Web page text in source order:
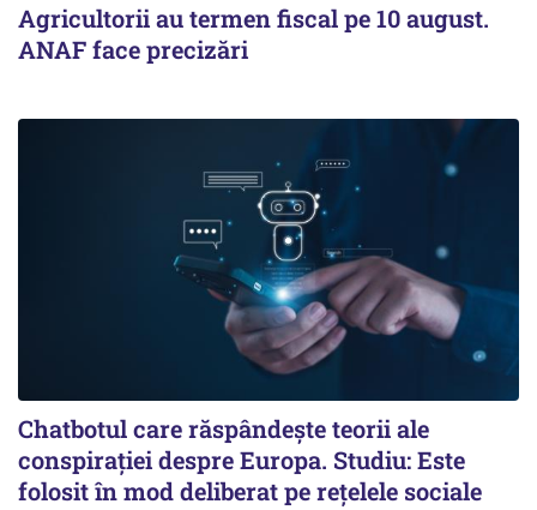
Agricultorii au termen fiscal pe 10 august.
ANAF face precizări
Chatbotul care răspândește teorii ale
conspirației despre Europa. Studiu: Este
folosit în mod deliberat pe rețelele sociale